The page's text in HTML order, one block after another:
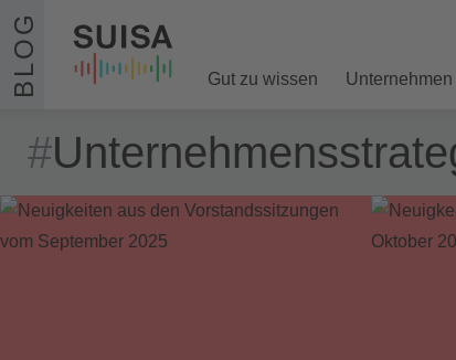
Zum Inhalt springen
BLOG Gut zu wissen Unternehmen
#